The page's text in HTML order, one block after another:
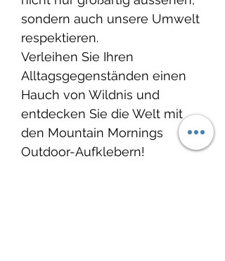
sondern auch unsere Umwelt
respektieren.
Verleihen Sie Ihren
Alltagsgegenständen einen
Hauch von Wildnis und
entdecken Sie die Welt mit
den Mountain Mornings
Outdoor-Aufklebern!